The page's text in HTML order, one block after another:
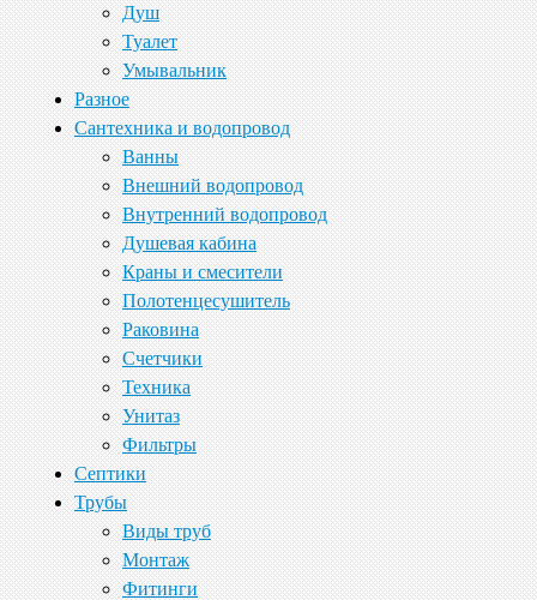
Душ
Туалет
Умывальник
Разное
Сантехника и водопровод
Ванны
Внешний водопровод
Внутренний водопровод
Душевая кабина
Краны и смесители
Полотенцесушитель
Раковина
Счетчики
Техника
Унитаз
Фильтры
Септики
Трубы
Виды труб
Монтаж
Фитинги